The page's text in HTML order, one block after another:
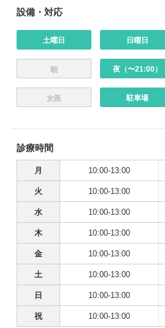
設備・対応
土曜日 日曜日
朝 夜（〜21:00）
女医 駐車場
診療時間
月 10:00-13:00
火 10:00-13:00
水 10:00-13:00
木 10:00-13:00
金 10:00-13:00
土 10:00-13:00
日 10:00-13:00
祝 10:00-13:00